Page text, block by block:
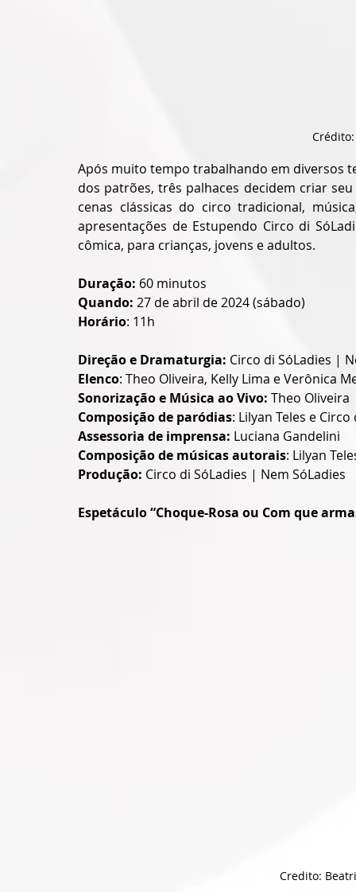
Após muito tempo trabalhando em diversos
dos patrões, três palhaces decidem criar
cenas clássicas do circo tradicional,
apresentações de Estupendo Circo di
cômica, para crianças, jovens e adultos.
Duração: 60 minutos
Quando: 27 de abril de 2024 (sábado)
Horário: 11h
Direção e Dramaturgia: Circo di SóLadies |
Elenco: Theo Oliveira, Kelly Lima e Verônica
Sonorização e Música ao Vivo: Theo Oliveira
Composição de paródias: Lilyan Teles e
Assessoria de imprensa: Luciana Gandelini
Composição de músicas autorais: Lilyan
Produção: Circo di SóLadies | Nem SóLadies
Espetáculo “Choque-Rosa ou Com que
Credito: